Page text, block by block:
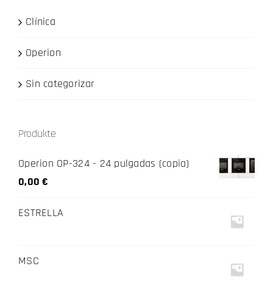
Clínica
Operion
Sin categorizar
Produkte
Operion OP-324 - 24 pulgadas (copia)
0,00€
ESTRELLA
MSC